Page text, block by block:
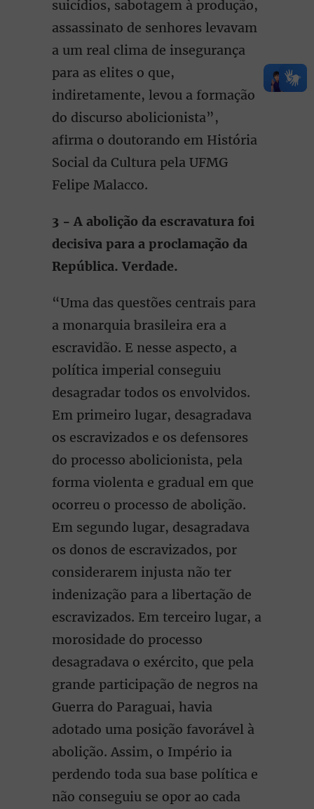
suicídios, sabotagem à produção,
assassinato de senhores levavam
a um real clima de insegurança
para as elites o que,
indiretamente, levou a formação
do discurso abolicionista”,
afirma o doutorando em História
Social da Cultura pela UFMG
Felipe Malacco.
3 - A abolição da escravatura foi
decisiva para a proclamação da
República. Verdade.
“Uma das questões centrais para
a monarquia brasileira era a
escravidão. E nesse aspecto, a
política imperial conseguiu
desagradar todos os envolvidos.
Em primeiro lugar, desagradava
os escravizados e os defensores
do processo abolicionista, pela
forma violenta e gradual em que
ocorreu o processo de abolição.
Em segundo lugar, desagradava
os donos de escravizados, por
considerarem injusta não ter
indenização para a libertação de
escravizados. Em terceiro lugar, a
morosidade do processo
desagradava o exército, que pela
grande participação de negros na
Guerra do Paraguai, havia
adotado uma posição favorável à
abolição. Assim, o Império ia
perdendo toda sua base política e
não conseguiu se opor ao cada